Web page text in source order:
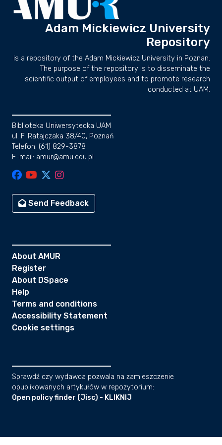
Adam Mickiewicz University
Repository
is a repository of the Adam Mickiewicz University in Poznan.
The purpose of the repository is to disseminate the
scientific output of employees and to promote research
conducted at UAM.
Biblioteka Uniwersytecka UAM
ul. F. Ratajczaka 38/40, Poznań
Telefon: (61) 829-3878
E-mail: amur@amu.edu.pl
Send Feedback
About AMUR
Register
About DSpace
Help
Terms and conditions
Accessibility Statement
Cookie settings
Sprawdź czy wydawca pozwala na zamieszczenie
opublikowanych artykułów w repozytorium:
Open policy finder (Jisc) - KLIKNIJ